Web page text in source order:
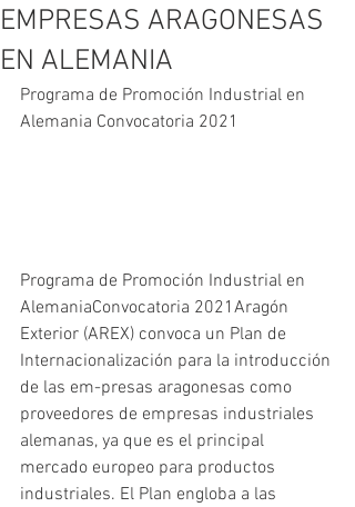
EMPRESAS ARAGONESAS
EN ALEMANIA
Programa de Promoción Industrial en
Alemania Convocatoria 2021
Programa de Promoción Industrial en
AlemaniaConvocatoria 2021Aragón
Exterior (AREX) convoca un Plan de
Internacionalización para la introducción
de las em-presas aragonesas como
proveedores de empresas industriales
alemanas, ya que es el principal
mercado europeo para productos
industriales. El Plan engloba a las